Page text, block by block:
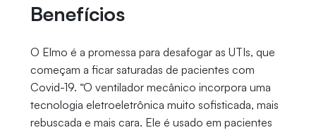
Benefícios
O Elmo é a promessa para desafogar as UTIs, que
começam a ficar saturadas de pacientes com
Covid-19. “O ventilador mecânico incorpora uma
tecnologia eletroeletrônica muito sofisticada, mais
rebuscada e mais cara. Ele é usado em pacientes